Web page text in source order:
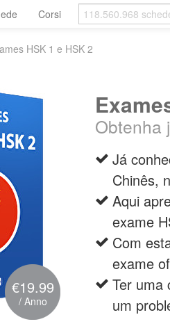
Corsi
HSK 1 e HSK 2
€19.99
/ Anno
Obtenha
Já
Chinês,
Aqui
exame
Com
exame
Ter uma
um